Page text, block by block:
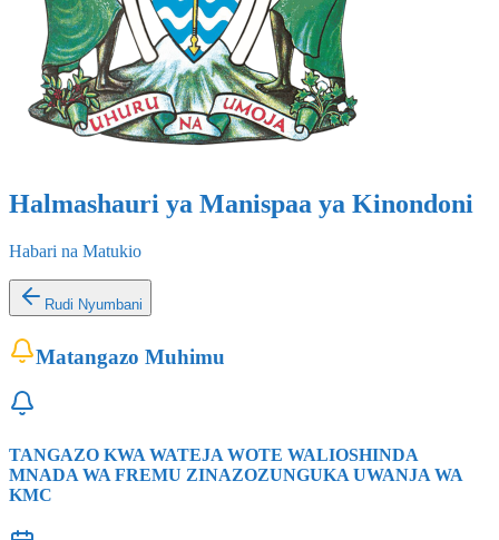
Halmashauri ya Manispaa ya Kinondoni
Habari na Matukio
Rudi Nyumbani
Matangazo Muhimu
TANGAZO KWA WATEJA WOTE WALIOSHINDA
MNADA WA FREMU ZINAZOZUNGUKA UWANJA WA
KMC